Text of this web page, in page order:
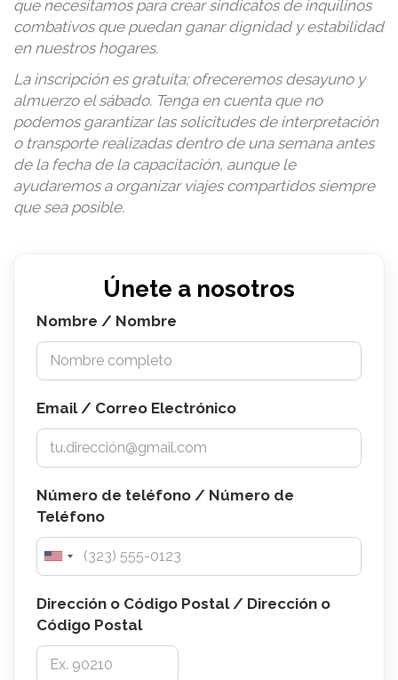
que necesitamos para crear sindicatos de inquilinos
combativos que puedan ganar dignidad y estabilidad
en nuestros hogares.
La inscripción es gratuita; ofreceremos desayuno y
almuerzo el sábado. Tenga en cuenta que no
podemos garantizar las solicitudes de interpretación
o transporte realizadas dentro de una semana antes
de la fecha de la capacitación, aunque le
ayudaremos a organizar viajes compartidos siempre
que sea posible.
Únete a nosotros
Nombre / Nombre
Email / Correo Electrónico
Número de teléfono / Número de
Teléfono
Dirección o Código Postal / Dirección o
Código Postal